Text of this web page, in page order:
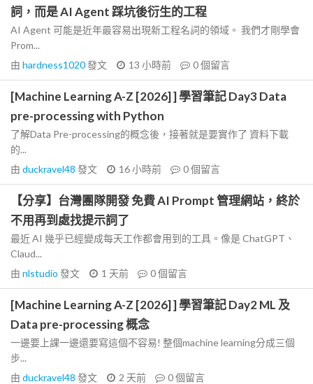
詞，而是 AI Agent 踩坑後衍生的工程
AI Agent 可能是近年最容易出現新工程名詞的領域。 我們才剛學會
Prom...
由 hardness1020發文 13 小時前 0個留言
[Machine Learning A-Z [2026] ] 學習筆記 Day3 Data
pre-processing with Python
了解Data Pre-processing的概念後，接著就是要實作了 資料下載
的...
由 duckravel48 發文 16 小時前 0個留言
【分享】台灣團隊開發 免費 AI Prompt 管理網站，終於
不用再到處找提示詞了
最近 AI 幾乎已經變成每天工作都會用到的工具。像是 ChatGPT、
Claud...
由 nlstudio 發文 1 天前 0個留言
[Machine Learning A-Z [2026] ] 學習筆記 Day2 ML 及
Data pre-processing 概念
一邊要上課一邊還要寫這個不容易! 整個machine learning分成三個
步...
由 duckravel48 發文 2 天前 0個留言